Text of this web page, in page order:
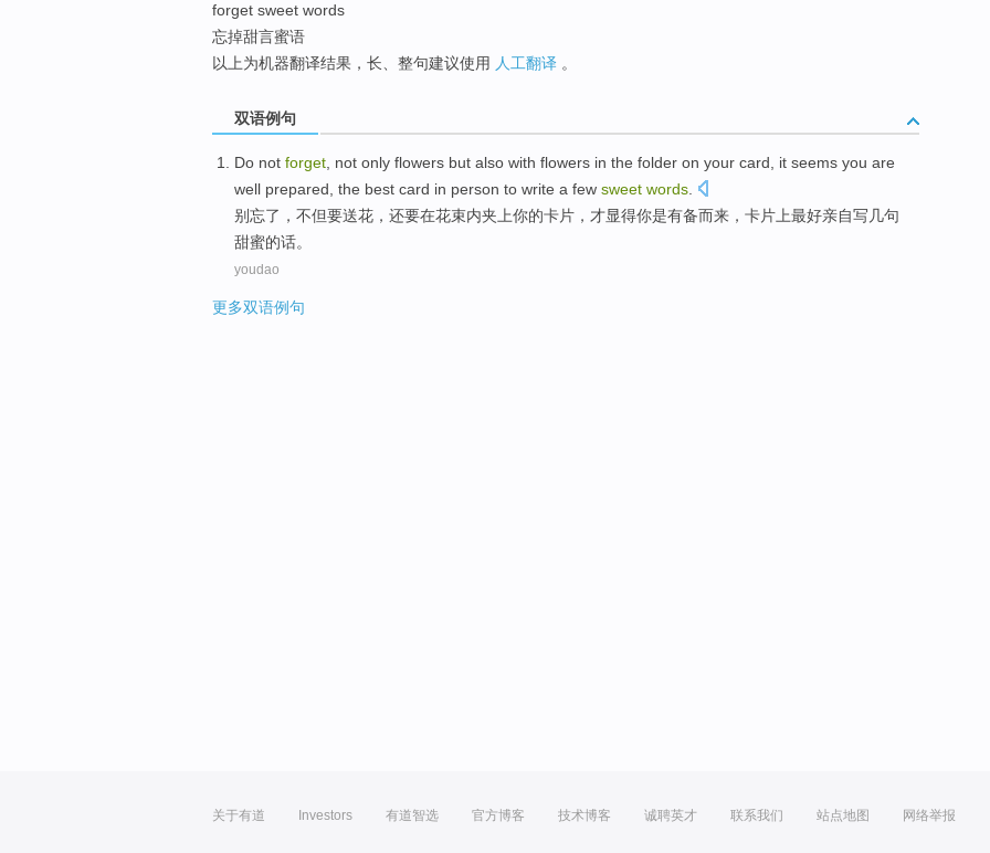
forget sweet words
忘掉甜言蜜语
以上为机器翻译结果，长、整句建议使用 人工翻译 。
双语例句
Do not forget not only flowers but also with flowers in the folder on your card it seems you are
well prepared , the best card in person to write a few sweet words
别忘了 ， 不但要送花 ， 还要在花束内夹 上你的卡片 ， 才显得你是有备而来 ，卡片上最好亲自写 几句
甜蜜的话。
youdao
更多双语例句
关于有道 Investors 有道智选 官方博客 技术博客 诚聘英才 联系我们 站点地图 网络举报